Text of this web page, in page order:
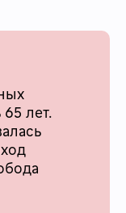
лет.